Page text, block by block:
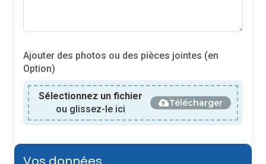
Ajouter des photos ou des pièces jointes (en
Option)
Sélectionnez un fichier
ou glissez-le ici
Télécharger